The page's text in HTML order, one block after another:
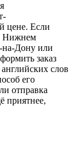
цене. Если
Нижнем
на-Дону или
заказ
слов
его
отправка
приятнее,